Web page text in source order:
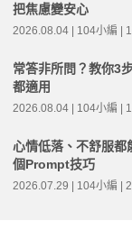
把焦慮變安心
2026.08.04 | 104小編 |
常答非所問？教你3
都適用
2026.08.04 | 104小編 |
心情低落、不舒服
個Prompt技巧
2026.07.29 | 104小編 |